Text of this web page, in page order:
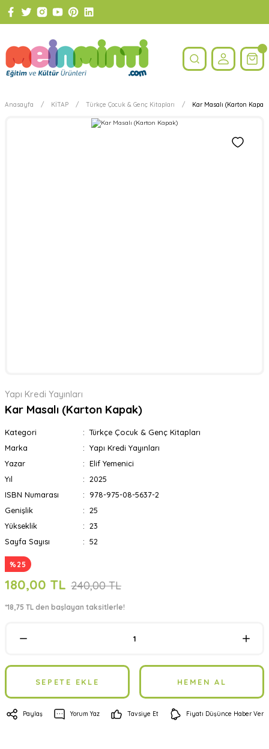
Anasayfa KİTAP Türkçe Çocuk & Genç Kitapları Kar Masalı (Karton Kapak)
Yapı Kredi Yayınları
Kar Masalı (Karton Kapak)
Kategori
Türkçe Çocuk & Genç Kitapları
Marka
Yapı Kredi Yayınları
Yazar
Elif Yemenici
Yıl
2025
ISBN Numarası
978-975-08-5637-2
Genişlik
25
Yükseklik
23
Sayfa Sayısı
52
%25
180,00 TL 240,00 TL
*18,75 TL den başlayan taksitlerle!
SEPETE EKLE HEMEN AL
Paylaş Yorum Yaz Tavsiye Et Fiyatı Düşünce Haber Ver